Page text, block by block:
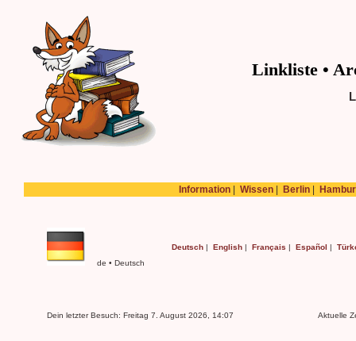
Linkliste •
Information Wissen Berlin
de • Deutsch
Deutsch | English | Français | Español |
Dein letzter Besuch: Freitag 7. August 2026, 14:07 Aktuelle